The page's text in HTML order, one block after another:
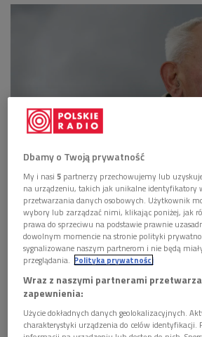
Gustaw Holoubek podczas 6. edycji festiwalu
Danuta Szaflarska i Wiesław
W kolejnych dwóch latach statuetki
nieżyjących już aktorów. W 2007 roku
Danuta Szaflarska. Jej kariera aktorska
Artystka ma na swoim koncie około stu
Sławę zdobyła dzięki rolom w
innymi "Zakazanych piosenkach" czy
Dbamy o Twoją prywatność
My i nasi5 partnerzy przechowujemy lub
na urządzeniu, takich jak unikalne identyfikatory
przetwarzania danych osobowych. Użytkownik
wybory lub zarządzać nimi, klikając poniżej, jak
prawa do sprzeciwu na podstawie prawnie
dowolnym momencie na stronie polityki
sygnalizowane naszym partnerom i nie będą
przeglądania. Polityka prywatności
Wraz z naszymi partnerami
zapewnienia:
Użycie dokładnych danych geolokalizacyjnych.
charakterystyki urządzenia do celów identyfikacji.